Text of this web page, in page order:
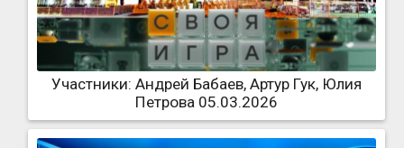
Участники: Андрей Бабаев, Артур Гук, Юлия
Петрова 05.03.2026